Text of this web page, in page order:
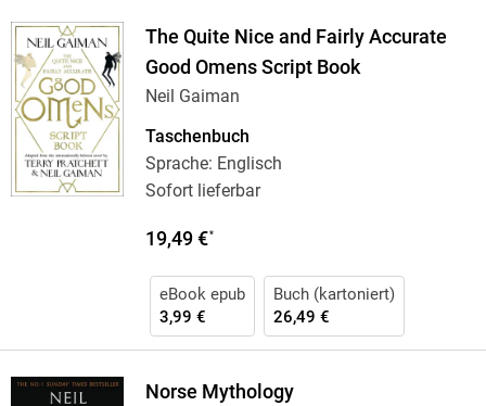
The Quite Nice and Fairly Accurate
Good Omens Script Book
Neil Gaiman
Taschenbuch
Sprache: Englisch
Sofort lieferbar
19,49 €*
eBook epub
3,99 €
Buch (kartoniert)
26,49 €
Norse Mythology